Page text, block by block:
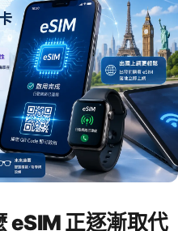
eSIM 正逐漸取代